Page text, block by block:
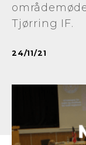
Tjørring IF.
24/11/21